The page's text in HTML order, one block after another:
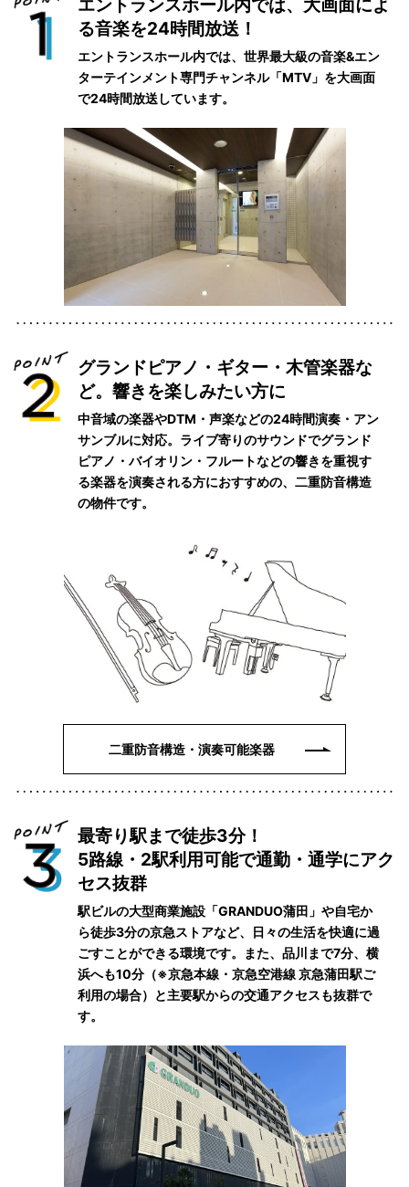
エントランスホール内では、大画面によ
る音楽を24時間放送！
エントランスホール内では、世界最大級の音楽&エン
ターテインメント専門チャンネル「MTV」を大画面
で24時間放送しています。
二重防音構造・演奏可能楽器
グランドピアノ・ギター・木管楽器な
ど。響きを楽しみたい方に
中音域の楽器やDTM・声楽などの24時間演奏・アン
サンブルに対応。ライブ寄りのサウンドでグランド
ピアノ・バイオリン・フルートなどの響きを重視す
る楽器を演奏される方におすすめの、二重防音構造
の物件です。
最寄り駅まで徒歩3分！
5路線・2駅利用可能で通勤・通学にアク
セス抜群
駅ビルの大型商業施設「GRANDUO蒲田」や自宅か
ら徒歩3分の京急ストアなど、日々の生活を快適に過
ごすことができる環境です。また、品川まで7分、横
浜へも10分（※京急本線・京急空港線 京急蒲田駅ご
利用の場合）と主要駅からの交通アクセスも抜群で
す。